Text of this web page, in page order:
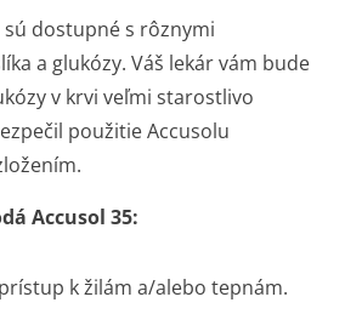
sú dostupné s rôznymi
a glukózy. Váš lekár vám bude
v krvi veľmi starostlivo
použitie Accusolu
Accusol 35:
k žilám a/alebo tepnám.